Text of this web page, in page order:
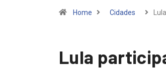
Home Cidades
Lula